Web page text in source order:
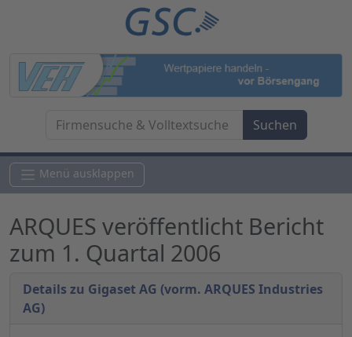
Menü ausklappen
ARQUES veröffentlicht Bericht
zum 1. Quartal 2006
Details zu Gigaset AG (vorm. ARQUES Industries
AG)